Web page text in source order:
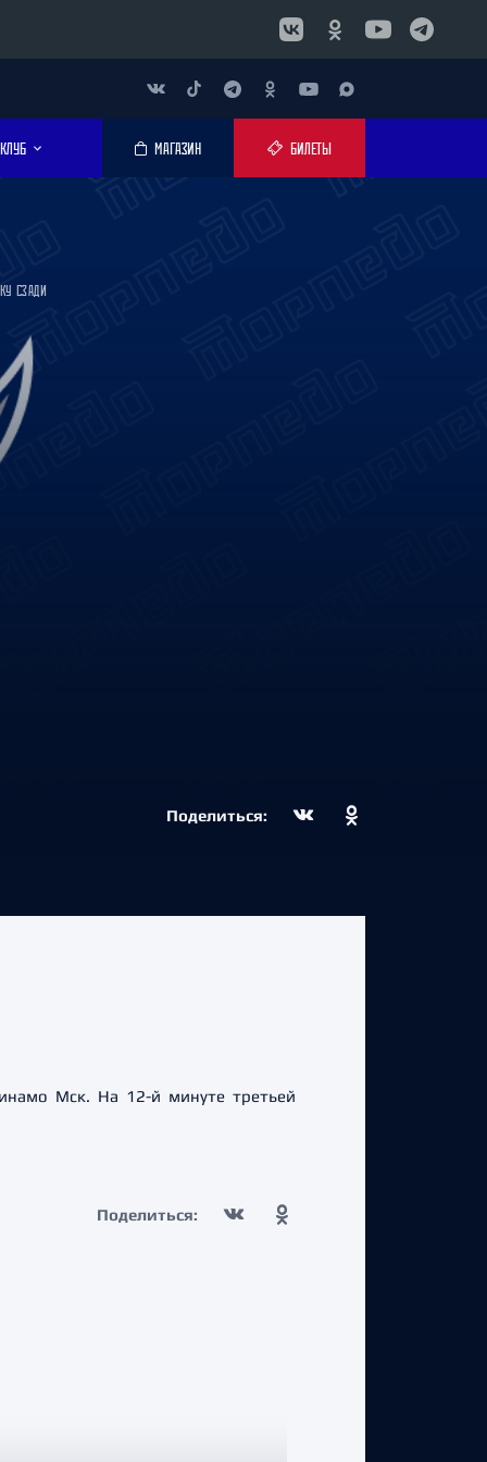
КЛУБ МАГАЗИН БИЛЕТЫ
СЗАДИ
Поделиться:
Мск. На 12-й минуте третьей
Поделиться: